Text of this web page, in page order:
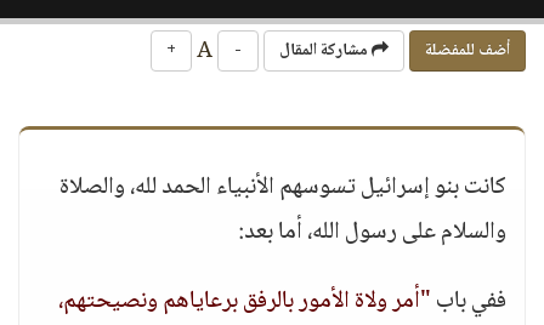
أضف للمفضلة مشاركة المقال -
+
كانت بنو إسرائيل تسوسهم الأنبياء الحمد لله، والصلاة
والسلام على رسول الله، أما بعد:
ففي باب"أمر ولاة الأمور بالرفق برعاياهم ونصيحتهم،